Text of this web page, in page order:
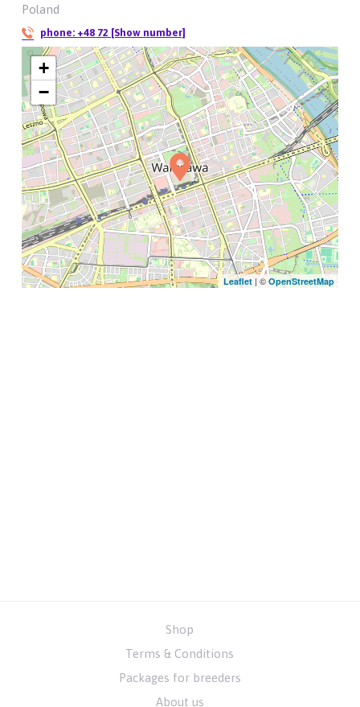
Poland
phone: +48 72 [Show number]
+
−
Leaflet| © OpenStreetMap
Shop
Terms & Conditions
Packages for breeders
About us